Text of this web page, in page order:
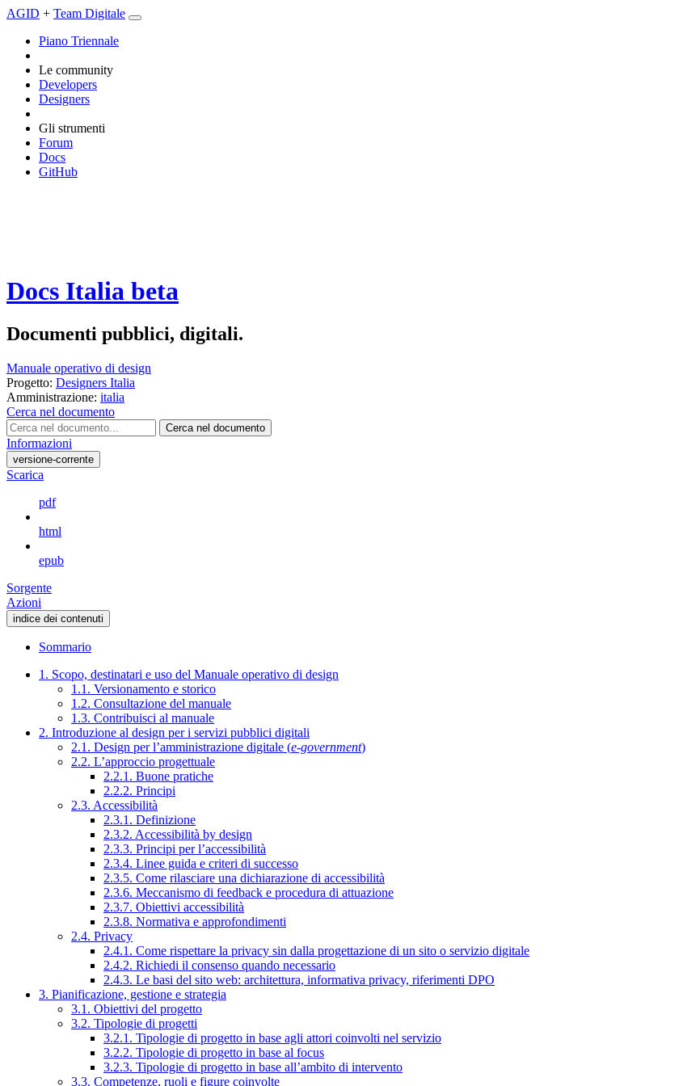
AGID + Team Digitale
Piano Triennale
Le community
Developers
Designers
Gli strumenti
Forum
Docs
GitHub
Docs Italia beta
Documenti pubblici, digitali.
Manuale operativo di design
Progetto: Designers Italia
Amministrazione: italia
Cerca nel documento
Cerca nel documento
Informazioni
versione-corrente
Scarica
pdf
html
epub
Sorgente
Azioni
indice dei contenuti
Sommario
1. Scopo, destinatari e uso del Manuale operativo di design
1.1. Versionamento e storico
1.2. Consultazione del manuale
1.3. Contribuisci al manuale
2. Introduzione al design per i servizi pubblici digitali
2.1. Design per l’amministrazione digitale (e-government)
2.2. L’approccio progettuale
2.2.1. Buone pratiche
2.2.2. Principi
2.3. Accessibilità
2.3.1. Definizione
2.3.2. Accessibilità by design
2.3.3. Principi per l’accessibilità
2.3.4. Linee guida e criteri di successo
2.3.5. Come rilasciare una dichiarazione di accessibilità
2.3.6. Meccanismo di feedback e procedura di attuazione
2.3.7. Obiettivi accessibilità
2.3.8. Normativa e approfondimenti
2.4. Privacy
2.4.1. Come rispettare la privacy sin dalla progettazione di un sito o servizio digitale
2.4.2. Richiedi il consenso quando necessario
2.4.3. Le basi del sito web: architettura, informativa privacy, riferimenti DPO
3. Pianificazione, gestione e strategia
3.1. Obiettivi del progetto
3.2. Tipologie di progetti
3.2.1. Tipologie di progetto in base agli attori coinvolti nel servizio
3.2.2. Tipologie di progetto in base al focus
3.2.3. Tipologie di progetto in base all’ambito di intervento
3.3. Competenze, ruoli e figure coinvolte